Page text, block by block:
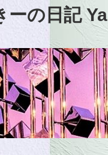
ーの日記